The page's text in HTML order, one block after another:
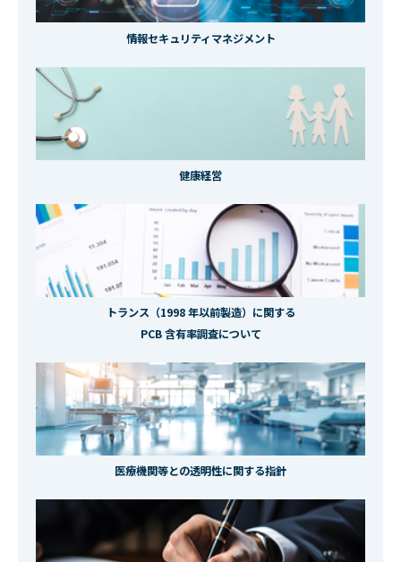
情報セキュリティマネジメント
健康経営
トランス（1998 年以前製造）に関する
PCB 含有率調査について
医療機関等との透明性に関する指針